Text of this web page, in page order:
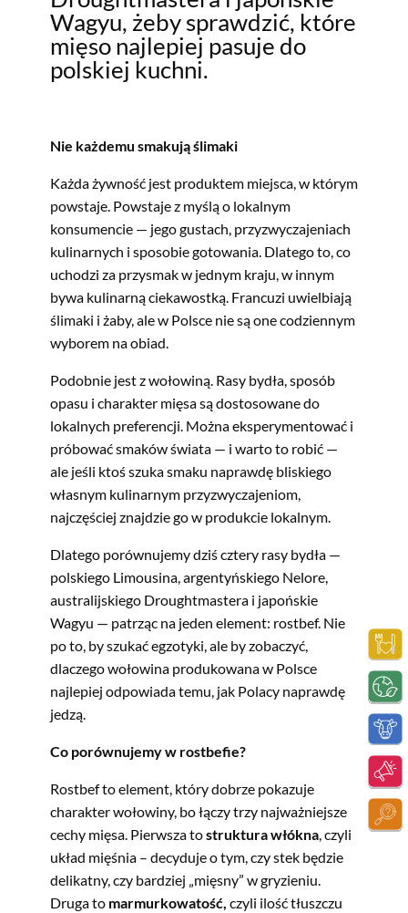
Wagyu, żeby sprawdzić, które
mięso najlepiej pasuje do
polskiej kuchni.
Nie każdemu smakują ślimaki
Każda żywność jest produktem miejsca, w którym
powstaje. Powstaje z myślą o lokalnym
konsumencie — jego gustach, przyzwyczajeniach
kulinarnych i sposobie gotowania. Dlatego to, co
uchodzi za przysmak w jednym kraju, w innym
bywa kulinarną ciekawostką. Francuzi uwielbiają
ślimaki i żaby, ale w Polsce nie są one codziennym
wyborem na obiad.
Podobnie jest z wołowiną. Rasy bydła, sposób
opasu i charakter mięsa są dostosowane do
lokalnych preferencji. Można eksperymentować i
próbować smaków świata — i warto to robić —
ale jeśli ktoś szuka smaku naprawdę bliskiego
własnym kulinarnym przyzwyczajeniom,
najczęściej znajdzie go w produkcie lokalnym.
Dlatego porównujemy dziś cztery rasy bydła —
polskiego Limousina, argentyńskiego Nelore,
australijskiego Droughtmastera i japońskie
Wagyu — patrząc na jeden element: rostbef. Nie
po to, by szukać egzotyki, ale by zobaczyć,
dlaczego wołowina produkowana w Polsce
najlepiej odpowiada temu, jak Polacy naprawdę
jedzą.
Co porównujemy w rostbefie?
Rostbef to element, który dobrze pokazuje
charakter wołowiny, bo łączy trzy najważniejsze
cechy mięsa. Pierwsza tostruktura włókna, czyli
układ mięśnia – decyduje o tym, czy stek będzie
delikatny, czy bardziej „mięsny” w gryzieniu.
Druga to marmurkowatość, czyli ilość tłuszczu